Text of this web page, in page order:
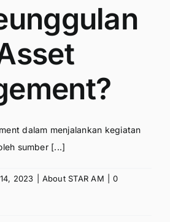
dalam menjalankan kegiatan
sumber [...]
2023 About STAR AM
0